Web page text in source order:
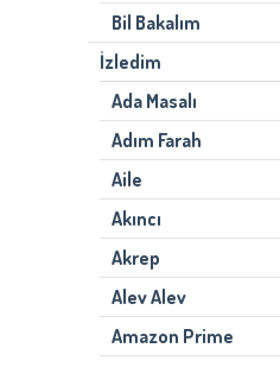
Bil Bakalım
İzledim
Ada Masalı
Adım Farah
Aile
Akıncı
Akrep
Alev Alev
Amazon Prime